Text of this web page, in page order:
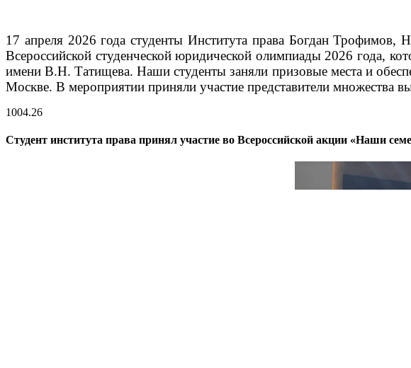
17 апреля 2026 года студенты Института права Богдан
Всероссийской студенческой юридической олимпиады 2026 года,
имени В.Н. Татищева.Наши студенты заняли призовые места и
Москве. В мероприятии приняли участие представители
1004.26
Студент института права принял участие во Всероссийской акции «Наши